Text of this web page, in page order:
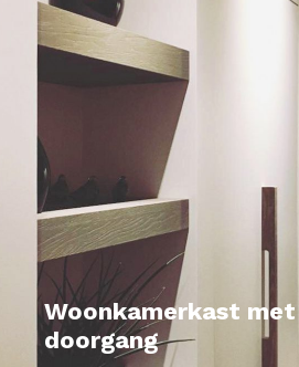
Woonkamerkast met
doorgang